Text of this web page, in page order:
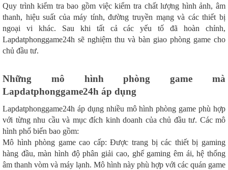
Quy trình kiểm tra bao gồm việc kiểm tra chất lượng hình ảnh, âm
thanh, hiệu suất của máy tính, đường truyền mạng và các thiết bị
ngoại vi khác. Sau khi tất cả các yếu tố đã hoàn chỉnh,
Lapdatphonggame24h sẽ nghiệm thu và bàn giao phòng game cho
chủ đầu tư.
Những mô hình phòng game mà
Lapdatphonggame24h áp dụng
Lapdatphonggame24h áp dụng nhiều mô hình phòng game phù hợp
với từng nhu cầu và mục đích kinh doanh của chủ đầu tư. Các mô
hình phổ biến bao gồm:
Mô hình phòng game cao cấp: Được trang bị các thiết bị gaming
hàng đầu, màn hình độ phân giải cao, ghế gaming êm ái, hệ thống
âm thanh vòm và máy lạnh. Mô hình này phù hợp với các quán game